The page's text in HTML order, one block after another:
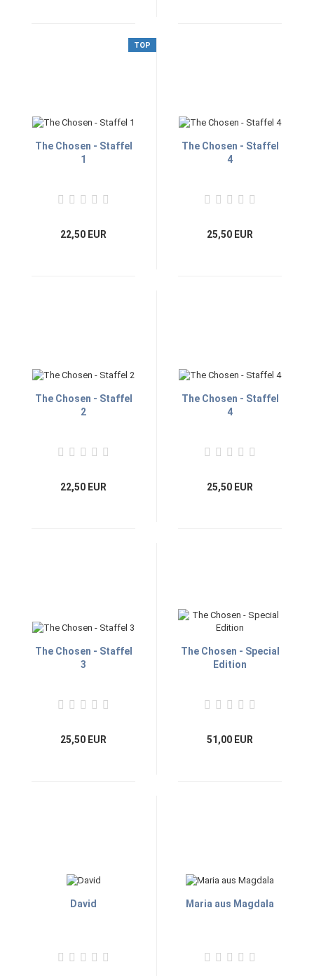
TOP
The Chosen - Staffel
1
22,50 EUR
The Chosen - Staffel
4
25,50 EUR
The Chosen - Staffel
2
22,50 EUR
The Chosen - Staffel
4
25,50 EUR
The Chosen - Staffel
3
25,50 EUR
The Chosen - Special
Edition
51,00 EUR
David Maria aus Magdala